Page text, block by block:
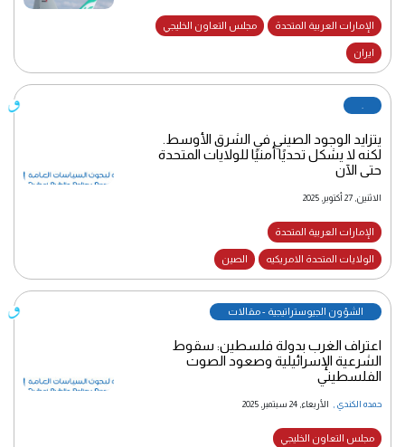
الإمارات العربية المتحدة مجلس التعاون الخليجي
ايران
يتزايد الوجود الصيني في الشرق الأوسط.
لكنه لا يشكل تحديًا أمنيًا للولايات المتحدة
حتى الآن
الاثنين, 27 أكتوبر, 2025
الإمارات العربية المتحدة
الولايات المتحدة الامريكيه الصين
الشؤون الجيوستراتيجية - مقالات
اعتراف الغرب بدولة فلسطين: سقوط
الشرعية الإسرائيلية وصعود الصوت
الفلسطيني
حمده الكندي الأربعاء, 24 سبتمبر, 2025
مجلس التعاون الخليجي